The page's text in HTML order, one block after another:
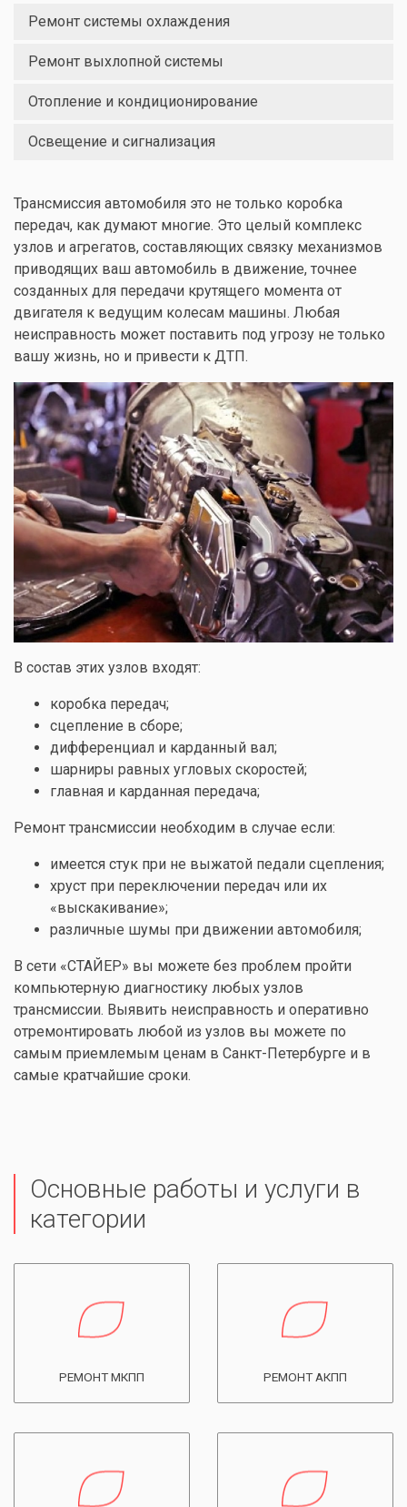
Ремонт системы охлаждения
Ремонт выхлопной системы
Отопление и кондиционирование
Освещение и сигнализация
Трансмиссия автомобиля это не только коробка
передач, как думают многие. Это целый комплекс
узлов и агрегатов, составляющих связку механизмов
приводящих ваш автомобиль в движение, точнее
созданных для передачи крутящего момента от
двигателя к ведущим колесам машины. Любая
неисправность может поставить под угрозу не только
вашу жизнь, но и привести к ДТП.
В состав этих узлов входят:
коробка передач;
сцепление в сборе;
дифференциал и карданный вал;
шарниры равных угловых скоростей;
главная и карданная передача;
Ремонт трансмиссии необходим в случае если:
имеется стук при не выжатой педали сцепления;
хруст при переключении передач или их
«выскакивание»;
различные шумы при движении автомобиля;
В сети «СТАЙЕР» вы можете без проблем пройти
компьютерную диагностику любых узлов
трансмиссии. Выявить неисправность и оперативно
отремонтировать любой из узлов вы можете по
самым приемлемым ценам в Санкт-Петербурге и в
самые кратчайшие сроки.
Основные работы и услуги в
категории
РЕМОНТ МКПП РЕМОНТ АКПП